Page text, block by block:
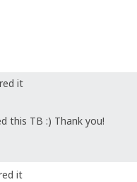
it
this TB :) Thank you!
it